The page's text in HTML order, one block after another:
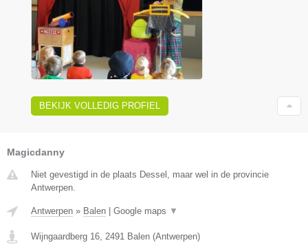
BEKIJK VOLLEDIG PROFIEL
Magicdanny
Niet gevestigd in de plaats Dessel, maar wel in de provincie
Antwerpen.
Antwerpen » Balen | Google maps ▼
Wijngaardberg 16 2491 Balen (Antwerpen)